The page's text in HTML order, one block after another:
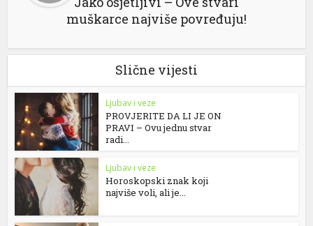
muškarce najviše povređuju!
Slične vijesti
Ljubav i veze
PROVJERITE DA LI JE ON
PRAVI – Ovu jednu stvar
radi...
Ljubav i veze
Horoskopski znak koji
najviše voli, ali je...